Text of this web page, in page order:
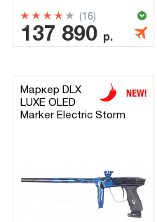
(16)
137 890 р.
Маркер DLX
LUXE OLED
Marker Electric Storm